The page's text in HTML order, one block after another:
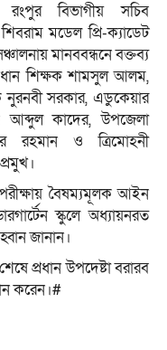
রংপুর বিভাগীয় সচিব
মডেল প্রি-ক্যাডেট
মানববন্ধনে বক্তব্য
শিক্ষক শামসুল আলম,
নুরনবী সরকার, এডুকেয়ার
আব্দুল কাদের, উপজেলা
রহমান ও ত্রিমোহনী
পরীক্ষায় বৈষম্যমূলক আইন
স্কুলে অধ্যায়নরত
জানান।
প্রধান উপদেষ্টা বরারব
করেন।#